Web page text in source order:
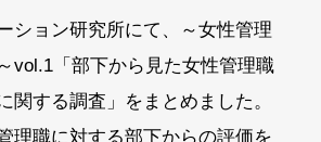
ション研究所にて、～女性管理
vol.1「部下から見た女性管理職
関する調査」をまとめました。
理職に対する部下からの評価を